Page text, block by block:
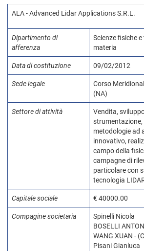
ALA - Advanced Lidar Applications S.R.L.
Dipartimento di
afferenza
Scienze fisiche
materia
Data di costituzione 09/02/2012
Sede legale
Corso
(NA)
Settore di attività
Vendita,
strumentazione,
metodologie ad
innovativo,
campo della
campagne di
particolare con
tecnologia
Capitale sociale € 40000.00
Compagine societaria
Spinelli Nicola
BOSELLI
WANG XUAN -
Pisani Gianluca